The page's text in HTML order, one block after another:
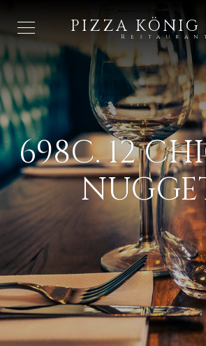
PIZZA KÖNIG
698C. 12